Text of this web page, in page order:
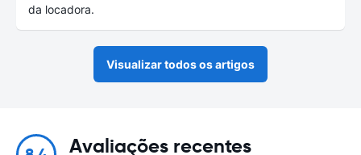
da locadora.
Visualizar todos os artigos
Avaliações recentes